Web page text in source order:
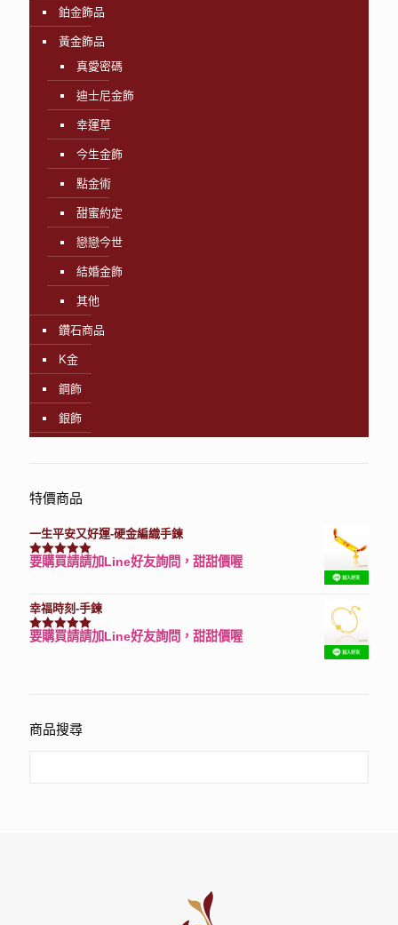
鉑金飾品
黃金飾品
真愛密碼
迪士尼金飾
幸運草
今生金飾
點金術
甜蜜約定
戀戀今世
結婚金飾
其他
鑽石商品
K金
鋼飾
銀飾
特價商品
一生平安又好運-硬金編織手鍊
評分7740滿分 5
要購買請請加Line好友詢問，甜甜價喔
幸福時刻-手鍊
評分3150滿分 5
要購買請請加Line好友詢問，甜甜價喔
商品搜尋